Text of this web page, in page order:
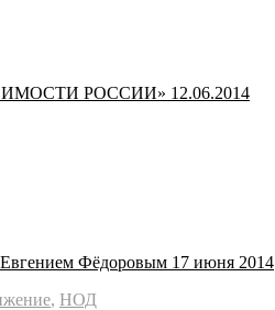
РОССИИ» 12.06.2014
Евгением Фёдоровым 17 июня 2014
, НОД